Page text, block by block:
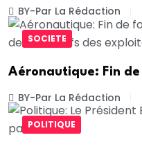
BY-Par La Rédaction
SOCIETE
Aéronautique: Fin
BY-Par La Rédaction
POLITIQUE